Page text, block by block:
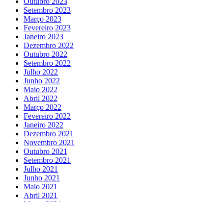
Setembro 2023
Março 2023
Fevereiro 2023
Janeiro 2023
Dezembro 2022
Outubro 2022
Setembro 2022
Julho 2022
Junho 2022
Maio 2022
Abril 2022
Março 2022
Fevereiro 2022
Janeiro 2022
Dezembro 2021
Novembro 2021
Outubro 2021
Setembro 2021
Julho 2021
Junho 2021
Maio 2021
Abril 2021